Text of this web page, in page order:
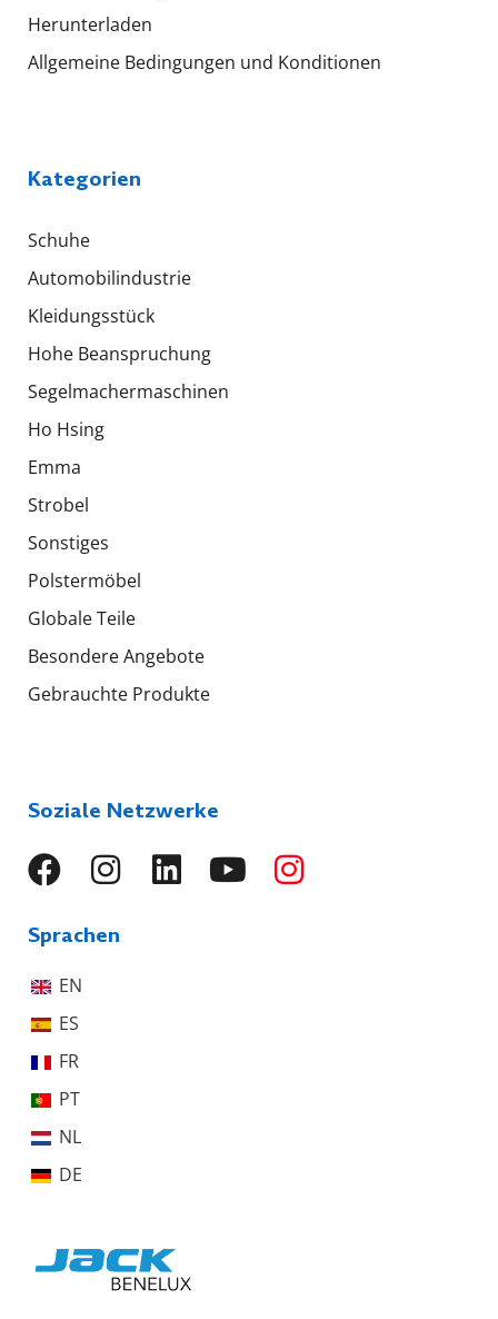
Herunterladen
Allgemeine Bedingungen und Konditionen
Kategorien
Schuhe
Automobilindustrie
Kleidungsstück
Hohe Beanspruchung
Segelmachermaschinen
Ho Hsing
Emma
Strobel
Sonstiges
Polstermöbel
Globale Teile
Besondere Angebote
Gebrauchte Produkte
Soziale Netzwerke
Sprachen
EN
ES
FR
PT
NL
DE